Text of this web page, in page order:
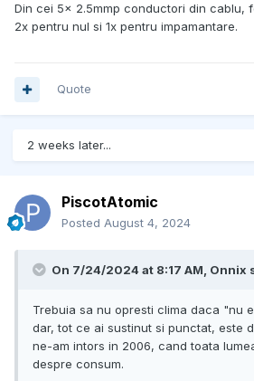
Din cei 5x 2.5mmp conductori din cablu,
2x pentru nul si 1x pentru impamantare.
Quote
2 weeks later...
PiscotAtomic
Posted August 4, 2024
On 7/24/2024 at 8:17 AM, Onnix
Trebuia sa nu opresti clima daca "nu
dar, tot ce ai sustinut si punctat, este
ne-am intors in 2006, cand toata
despre consum.